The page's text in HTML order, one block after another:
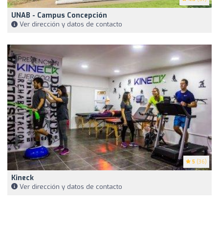
UNAB - Campus Concepción
Ver dirección y datos de contacto
5 (36)
Kineck
Ver dirección y datos de contacto